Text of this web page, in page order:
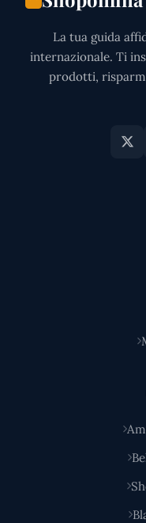
La tua guida
internazionale. Ti
prodotti,